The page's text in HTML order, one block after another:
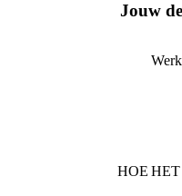
Jouw
HOE